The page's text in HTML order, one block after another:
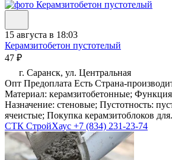
15 августа в 18:03
Керамзитобетон пустотелый
47 ₽
г. Саранск, ул. Центральная
Опт Предоплата Есть Страна-
Материал: керамзитобетонные;
Назначение: стеновые; Пустотность:
ячеистые; Покупка керамзитоблоков
СТК СтройХаус +7 (834) 231-23-74